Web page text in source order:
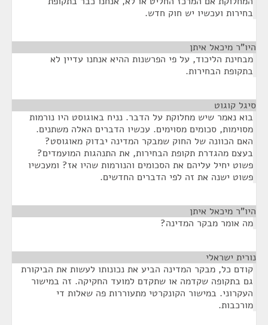
בחירות ועכשיו יש חוק חדש.
היו"ר מיכאל איתן
מבחינת הליכוד, על פי הפרשנות ההיא אנחנו עדיין לא
בתקופת הבחירות.
סיגל קוגוט
בוא נאמר שיש מחלוקת על הדבר. נניח באוגוסט היו נורמות
מסוימות, סכומים מסוימים. עכשיו הדברים האלה משתנים.
האם הכוונה של החוק שמבקר המדינה יבדוק מאוגוסט?
בעצם מהגדרת תקופת הבחירות, את התנהגות המועמדים?
פשוט יחיל עליהם את הסכומים והנורמות שהיו אז? ומעכשיו
פשוט ישנה את זה לפי הדברים החדשים.
היו"ר מיכאל איתן
מה אומר מבקר המדינה?
נורית ישראלי
קודם כל, מבקר המדינה הביע את נכונותו לעשות את הביקורת
גם בתקופה שקדמה או שתקדם למועד החקיקה. זה במישור
העקרוני. במישור הקונקרטי מתעוררות פה שאלות די
מורכבות.